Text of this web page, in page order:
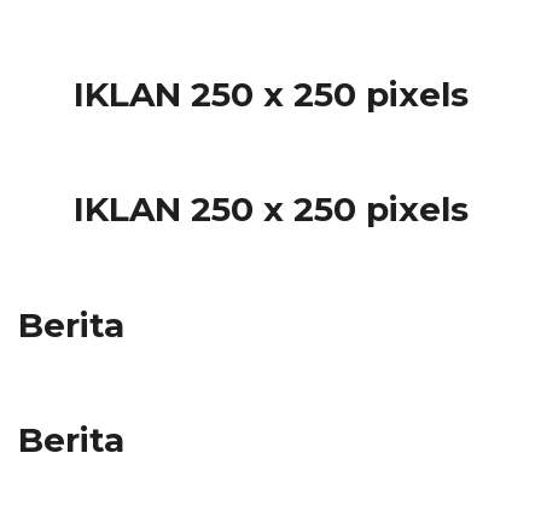
IKLAN 250 x 250 pixels
IKLAN 250 x 250 pixels
Berita
Berita